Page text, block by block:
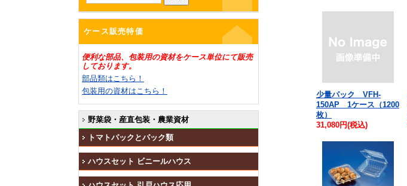
ケース販売特価
便利な部品、包装用の資材をケース単位にて販売
しております。
部品類はこちら！
包装用の資材はこちら！
野菜袋・産直包装・農業資材
トマトパックとパック類
ハウスセット ビニールハウス
少量パック VFH-
150AP 1ケース（1200
枚）
31,080円(税込)